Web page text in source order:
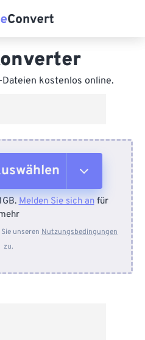
kostenlos online.
Melden Sie sich anfür
unseren Nutzungsbedingungen
zu.